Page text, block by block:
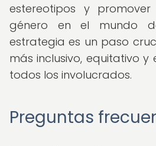
estereotipos y
género en el mundo
estrategia es un paso
más inclusivo, equitativo
todos los involucrados.
Preguntas